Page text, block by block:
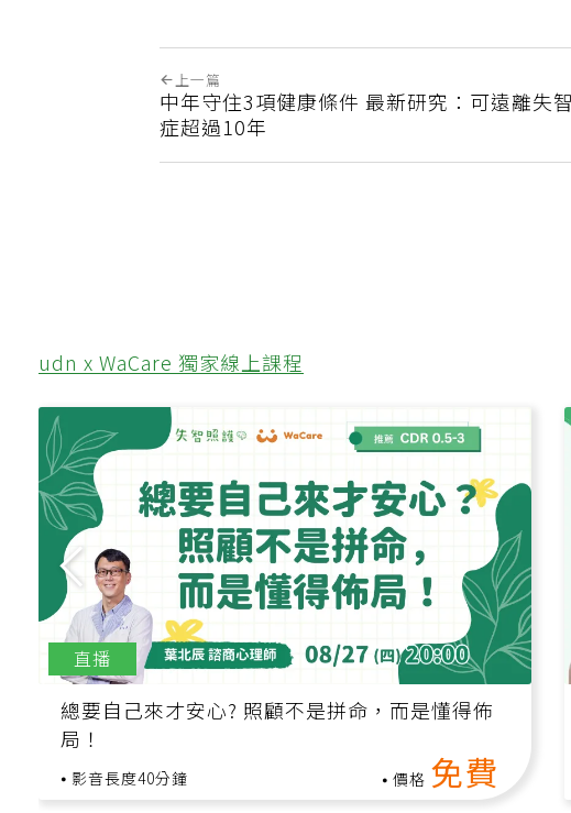
上一篇
中年守住3項健康條件 最新研究：可遠離失智
症超過10年
udn x WaCare 獨家線上課程
總要自己來才安心? 照顧不是拼命，而是懂得佈
局！
影音長度40分鐘 價格免費
直播